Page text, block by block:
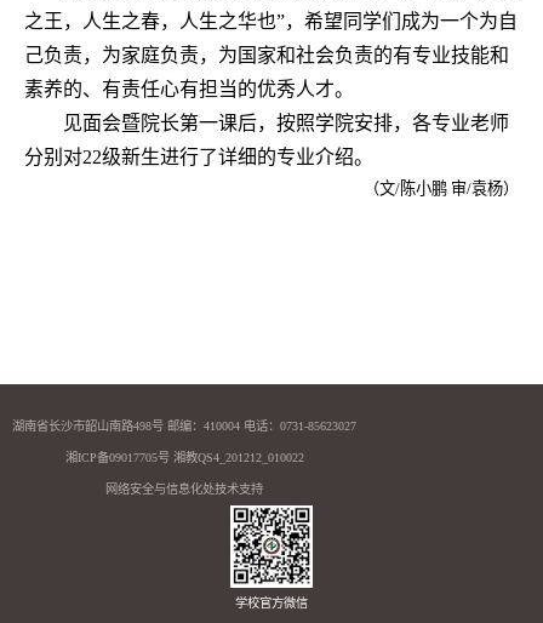
之王，人生之春，人生之华也”，希望同学们成为一个为自
己负责，为家庭负责，为国家和社会负责的有专业技能和
素养的、有责任心有担当的优秀人才。
见面会暨院长第一课后，按照学院安排，各专业老师
分别对22级新生进行了详细的专业介绍。
（文/陈小鹏 审/袁杨）
湖南省长沙市韶山南路498号 邮编：410004 电话：0731-85623027
湘ICP备09017705号 湘教QS4_201212_010022
网络安全与信息化处技术支持
学校官方微信